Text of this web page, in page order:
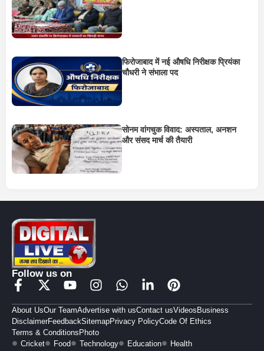
फिरोजाबाद में नई औषधि निरीक्षक प्रियंका
चौधरी ने संभाला पद
सोनम वांगचुक विवाद: अस्पताल, अनशन
और संसद मार्च की तैयारी
Follow us on
About UsOur TeamAdvertise with usContact usVideos Business
DisclaimerFeedbackSitemapPrivacy PolicyCode Of Ethics
Terms & Conditions Photo
Cricket
Food Technology Education Health